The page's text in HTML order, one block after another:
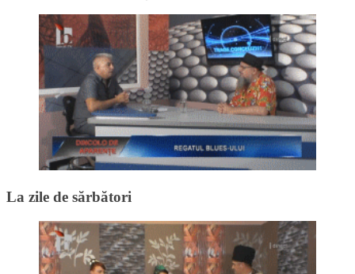
La zile de sărbători